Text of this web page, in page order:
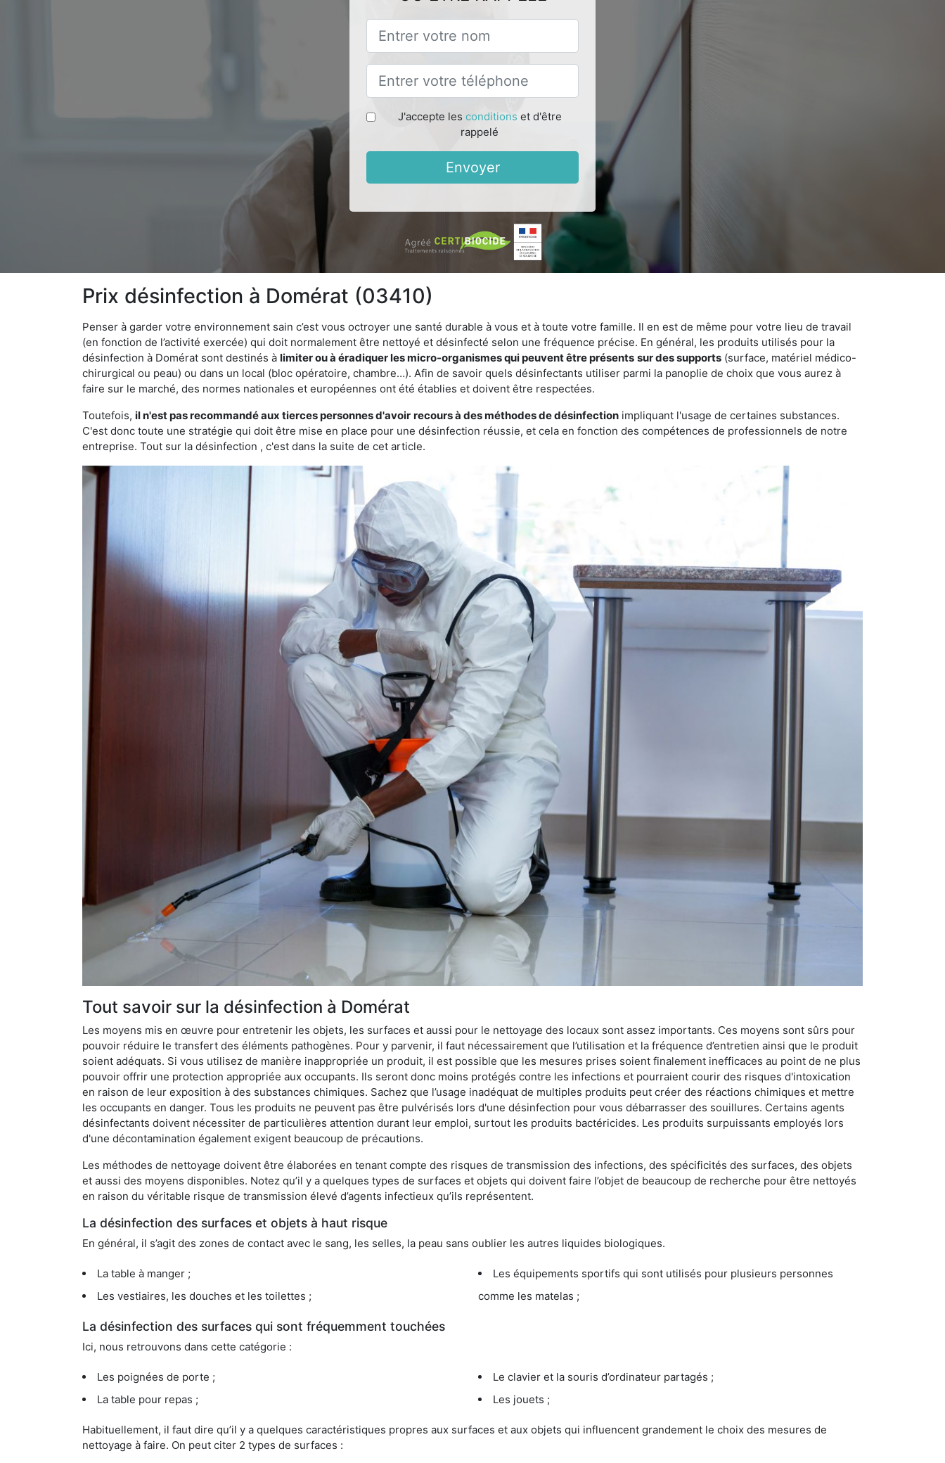
J'accepte les conditions et d'être
rappelé
Envoyer
Prix désinfection à Domérat (03410)
Penser à garder votre environnement sain c’est vous octroyer une santé durable à vous et à toute votre famille. Il en est de même pour votre lieu de travail
(en fonction de l’activité exercée) qui doit normalement être nettoyé et désinfecté selon une fréquence précise. En général, les produits utilisés pour la
désinfection à Domérat sont destinés à limiter ou à éradiquer les micro-organismes qui peuvent être présents sur des supports (surface, matériel médico-
chirurgical ou peau) ou dans un local (bloc opératoire, chambre…). Afin de savoir quels désinfectants utiliser parmi la panoplie de choix que vous aurez à
faire sur le marché, des normes nationales et européennes ont été établies et doivent être respectées.
Toutefois, il n'est pas recommandé aux tierces personnes d'avoir recours à des méthodes de désinfection impliquant l'usage de certaines substances.
C'est donc toute une stratégie qui doit être mise en place pour une désinfection réussie, et cela en fonction des compétences de professionnels de notre
entreprise. Tout sur la désinfection , c'est dans la suite de cet article.
Tout savoir sur la désinfection à Domérat
Les moyens mis en œuvre pour entretenir les objets, les surfaces et aussi pour le nettoyage des locaux sont assez importants. Ces moyens sont sûrs pour
pouvoir réduire le transfert des éléments pathogènes. Pour y parvenir, il faut nécessairement que l’utilisation et la fréquence d’entretien ainsi que le produit
soient adéquats. Si vous utilisez de manière inappropriée un produit, il est possible que les mesures prises soient finalement inefficaces au point de ne plus
pouvoir offrir une protection appropriée aux occupants. Ils seront donc moins protégés contre les infections et pourraient courir des risques d'intoxication
en raison de leur exposition à des substances chimiques. Sachez que l’usage inadéquat de multiples produits peut créer des réactions chimiques et mettre
les occupants en danger. Tous les produits ne peuvent pas être pulvérisés lors d'une désinfection pour vous débarrasser des souillures. Certains agents
désinfectants doivent nécessiter de particulières attention durant leur emploi, surtout les produits bactéricides. Les produits surpuissants employés lors
d'une décontamination également exigent beaucoup de précautions.
Les méthodes de nettoyage doivent être élaborées en tenant compte des risques de transmission des infections, des spécificités des surfaces, des objets
et aussi des moyens disponibles. Notez qu’il y a quelques types de surfaces et objets qui doivent faire l’objet de beaucoup de recherche pour être nettoyés
en raison du véritable risque de transmission élevé d’agents infectieux qu’ils représentent.
La désinfection des surfaces et objets à haut risque
En général, il s’agit des zones de contact avec le sang, les selles, la peau sans oublier les autres liquides biologiques.
La table à manger ;
Les vestiaires, les douches et les toilettes ;
Les équipements sportifs qui sont utilisés pour plusieurs personnes
comme les matelas ;
La désinfection des surfaces qui sont fréquemment touchées
Ici, nous retrouvons dans cette catégorie :
Les poignées de porte ;
La table pour repas ;
Le clavier et la souris d’ordinateur partagés ;
Les jouets ;
Habituellement, il faut dire qu’il y a quelques caractéristiques propres aux surfaces et aux objets qui influencent grandement le choix des mesures de
nettoyage à faire. On peut citer 2 types de surfaces :